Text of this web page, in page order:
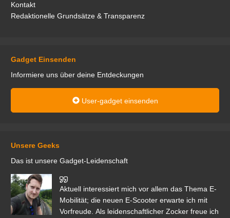
Kontakt
Redaktionelle Grundsätze & Transparenz
Gadget Einsenden
Informiere uns über deine Entdeckungen
User-gadget einsenden
Unsere Geeks
Das ist unsere Gadget-Leidenschaft
Aktuell interessiert mich vor allem das Thema E-
Mobilität; die neuen E-Scooter erwarte ich mit
Vorfreude. Als leidenschaftlicher Zocker freue ich